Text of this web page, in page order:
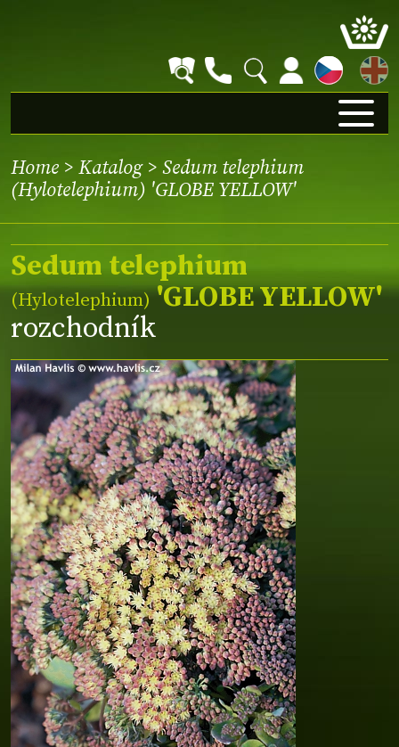
EN
Home > Katalog> Sedum telephium
(Hylotelephium) 'GLOBE YELLOW'
Sedum telephium
(Hylotelephium)'GLOBE YELLOW'
rozchodník